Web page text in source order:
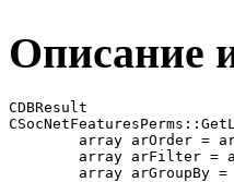
Описание
CDBResult